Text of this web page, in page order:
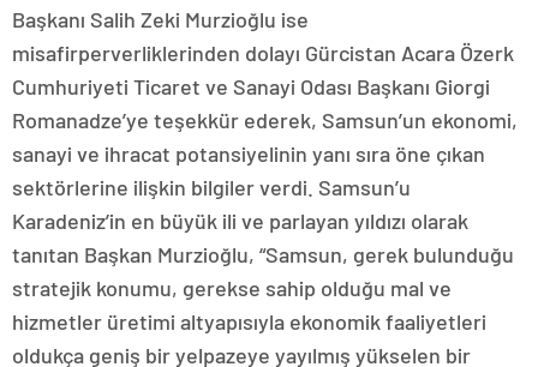
Başkanı Salih Zeki Murzioğlu ise
misafirperverliklerinden dolayı Gürcistan Acara Özerk
Cumhuriyeti Ticaret ve Sanayi Odası Başkanı Giorgi
Romanadze’ye teşekkür ederek, Samsun’un ekonomi,
sanayi ve ihracat potansiyelinin yanı sıra öne çıkan
sektörlerine ilişkin bilgiler verdi. Samsun’u
Karadeniz’in en büyük ili ve parlayan yıldızı olarak
tanıtan Başkan Murzioğlu, “Samsun, gerek bulunduğu
stratejik konumu, gerekse sahip olduğu mal ve
hizmetler üretimi altyapısıyla ekonomik faaliyetleri
oldukça geniş bir yelpazeye yayılmış yükselen bir